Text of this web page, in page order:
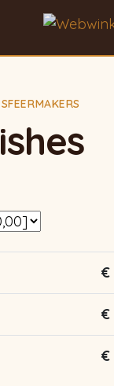
€
€
€